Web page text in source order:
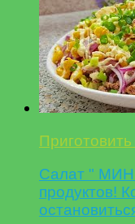
Салат "
продуктов!